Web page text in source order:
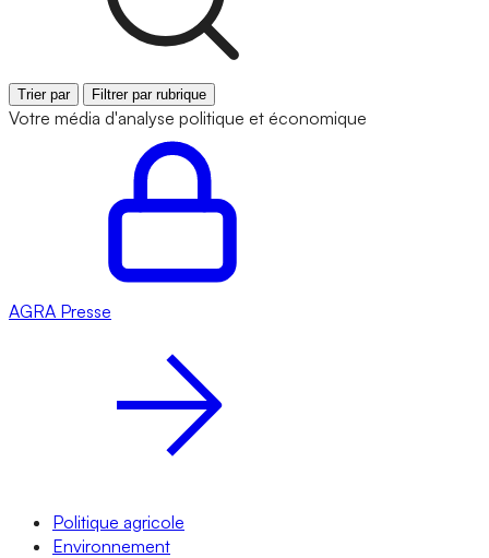
Trier par Filtrer par rubrique
Votre média d'analyse politique et économique
AGRA Presse
Politique agricole
Environnement